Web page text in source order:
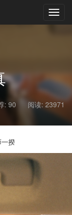
: 90 阅读: 23971
揆